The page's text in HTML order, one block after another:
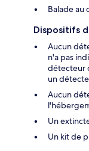
Balade au
Dispositifs
Aucun
n'a pas
détecteur
un
Aucun
Un
Un kit de